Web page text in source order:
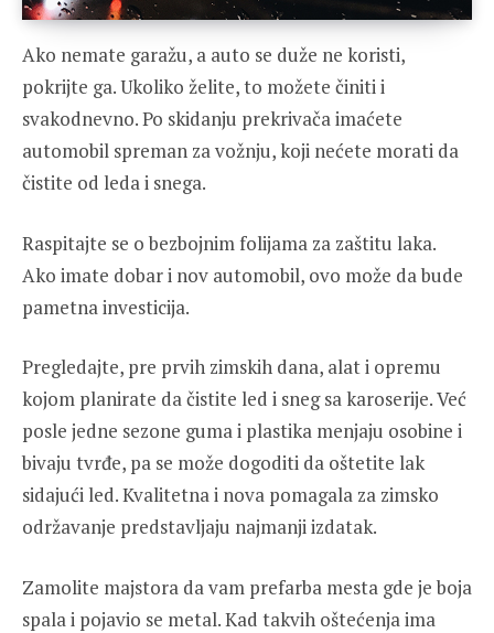
Ako nemate garažu, a auto se duže ne koristi,
pokrijte ga. Ukoliko želite, to možete činiti i
svakodnevno. Po skidanju prekrivača imaćete
automobil spreman za vožnju, koji nećete morati da
čistite od leda i snega.
Raspitajte se o bezbojnim folijama za zaštitu laka.
Ako imate dobar i nov automobil, ovo može da bude
pametna investicija.
Pregledajte, pre prvih zimskih dana, alat i opremu
kojom planirate da čistite led i sneg sa karoserije. Već
posle jedne sezone guma i plastika menjaju osobine i
bivaju tvrđe, pa se može dogoditi da oštetite lak
sidajući led. Kvalitetna i nova pomagala za zimsko
održavanje predstavljaju najmanji izdatak.
Zamolite majstora da vam prefarba mesta gde je boja
spala i pojavio se metal. Kad takvih oštećenja ima